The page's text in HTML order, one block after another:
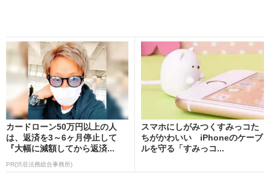
カードローン50万円以上の人
は、返済を3～6ヶ月停止して
『大幅に減額してから返済...
PR(渋谷法務総合事務所)
スマホにしがみつくすみっコた
ちがかわいい iPhoneのケーブ
ルを守る「すみっコ...